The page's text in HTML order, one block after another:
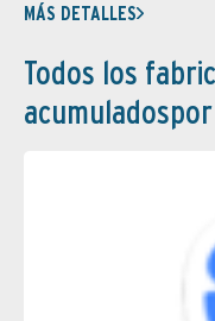
MÁS DETALLES
Todos los